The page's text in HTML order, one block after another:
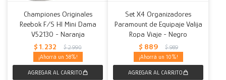
Championes Originales
Reebok F/S HI Mini Dama
V52130 - Naranja
$ 1.232 $ 2.990
58
Set X4 Organizadores
Paramount de Equipaje Valija
Ropa Viaje - Negro
$ 889 $ 989
10